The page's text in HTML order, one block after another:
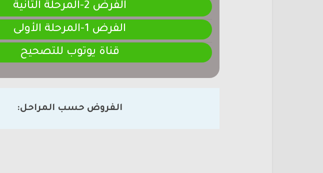
الفرض 2-المرحلة الثانية
الفرض 1-المرحلة الأولى
قناة يوتوب للتصحيح
الفروض حسب المراحل: